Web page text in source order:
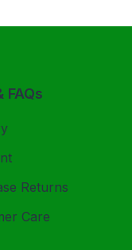
FAQs
Returns
Care